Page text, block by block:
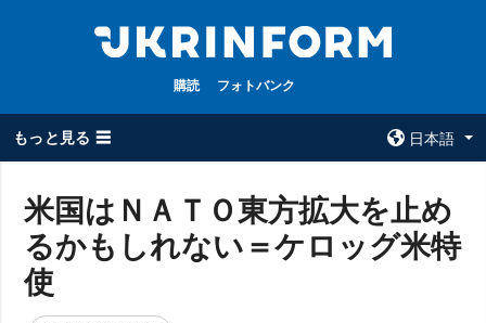
購読 フォトバンク
もっと見る ☰
日本語
全てのトピック
ウクルインフォ
米国はＮＡＴＯ東方拡大を止め
るかもしれない＝ケロッグ米特
使